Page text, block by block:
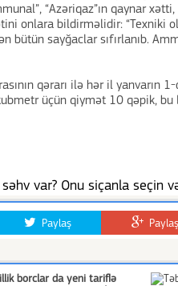
“Azəriqaz”ın qaynar
onlara bildirməlidir: “Texniki
bütün sayğaclar sıfırlanıb.
qərarı ilə hər il
üçün qiymət 10 qəpik,
var? Onu siçanla seçin
Paylaş Paylaş
borclar da yeni tariflə